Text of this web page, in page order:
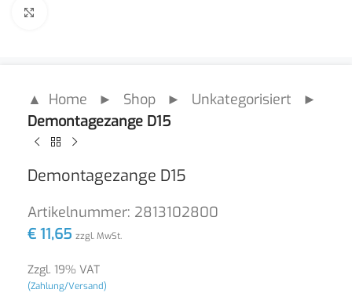
▲ Home ► Shop ► Unkategorisiert ►
Demontagezange D15
Demontagezange D15
Artikelnummer: 2813102800
€ 11,65 zzgl. MwSt.
Zzgl. 19% VAT
(Zahlung/Versand)